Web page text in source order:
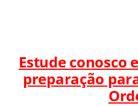
Estude conosco
preparação